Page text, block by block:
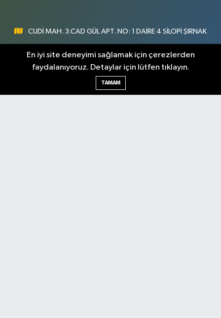
CUDİ MAH. 3.CAD GÜL APT. NO: 1 DAİRE 4 SİLOPİ ŞIRNAK
0547 300 73 73
[email protected]
En iyi site deneyimi sağlamak için çerezlerden
faydalanıyoruz. Detaylar için lütfen tıklayın.
TAMAM